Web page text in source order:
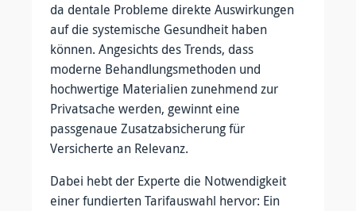
da dentale Probleme direkte Auswirkungen
auf die systemische Gesundheit haben
können. Angesichts des Trends, dass
moderne Behandlungsmethoden und
hochwertige Materialien zunehmend zur
Privatsache werden, gewinnt eine
passgenaue Zusatzabsicherung für
Versicherte an Relevanz.
Dabei hebt der Experte die Notwendigkeit
einer fundierten Tarifauswahl hervor: Ein